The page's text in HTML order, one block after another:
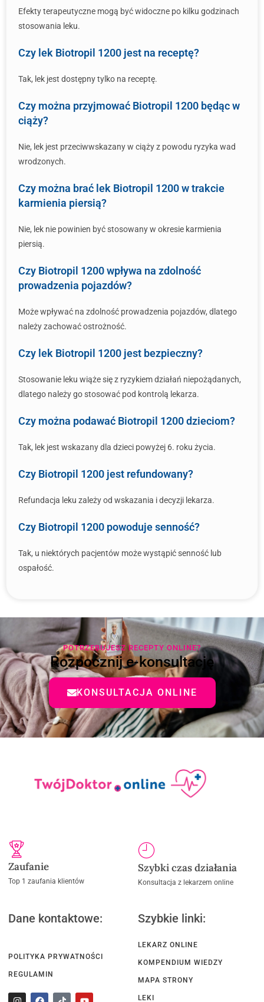
Efekty terapeutyczne mogą być widoczne po kilku godzinach
stosowania leku.
Czy lek Biotropil 1200 jest na receptę?
Tak, lek jest dostępny tylko na receptę.
Czy można przyjmować Biotropil 1200 będąc w
ciąży?
Nie, lek jest przeciwwskazany w ciąży z powodu ryzyka wad
wrodzonych.
Czy można brać lek Biotropil 1200 w trakcie
karmienia piersią?
Nie, lek nie powinien być stosowany w okresie karmienia
piersią.
Czy Biotropil 1200 wpływa na zdolność
prowadzenia pojazdów?
Może wpływać na zdolność prowadzenia pojazdów, dlatego
należy zachować ostrożność.
Czy lek Biotropil 1200 jest bezpieczny?
Stosowanie leku wiąże się z ryzykiem działań niepożądanych,
dlatego należy go stosować pod kontrolą lekarza.
Czy można podawać Biotropil 1200 dzieciom?
Tak, lek jest wskazany dla dzieci powyżej 6. roku życia.
Czy Biotropil 1200 jest refundowany?
Refundacja leku zależy od wskazania i decyzji lekarza.
Czy Biotropil 1200 powoduje senność?
Tak, u niektórych pacjentów może wystąpić senność lub
ospałość.
POTRZEBUJESZ RECEPTY ONLINE?
Rozpocznij e-konsultację
KONSULTACJA ONLINE
Zaufanie
Top 1 zaufania klientów
Szybki czas działania
Konsultacja z lekarzem online
Dane kontaktowe:
POLITYKA PRYWATNOŚCI
REGULAMIN
Szybkie linki:
LEKARZ ONLINE
KOMPENDIUM WIEDZY
MAPA STRONY
LEKI